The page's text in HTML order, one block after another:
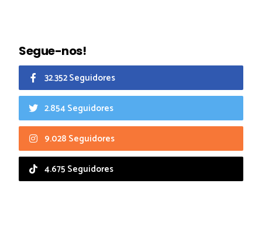
Segue-nos!
32.352 Seguidores
2.854 Seguidores
9.028 Seguidores
4.675 Seguidores